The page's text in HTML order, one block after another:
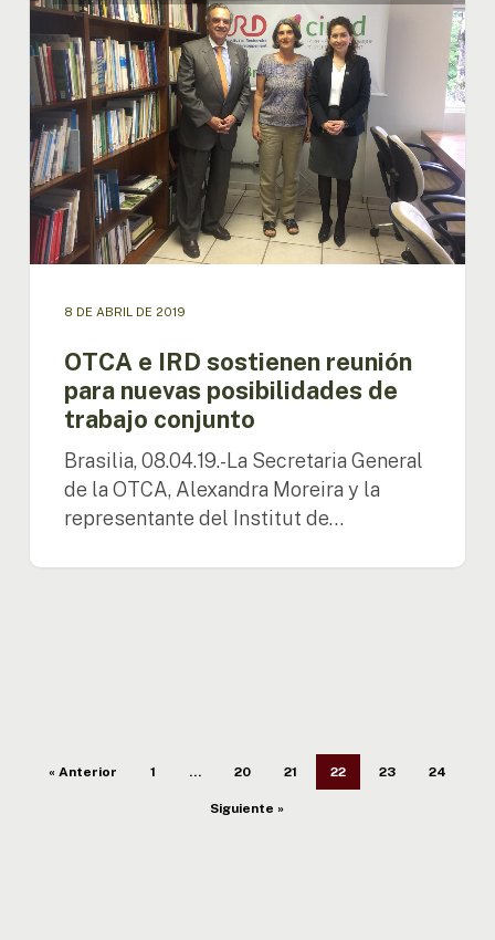
sostienen
reunión
para
nuevas
posibilidades
de
trabajo
conjunto
8 DE ABRIL DE 2019
OTCA e IRD sostienen reunión
para nuevas posibilidades de
trabajo conjunto
Brasilia, 08.04.19.-La Secretaria General
de la OTCA, Alexandra Moreira y la
representante del Institut de…
« Anterior 1 … 20 21 22 23 24
Siguiente »